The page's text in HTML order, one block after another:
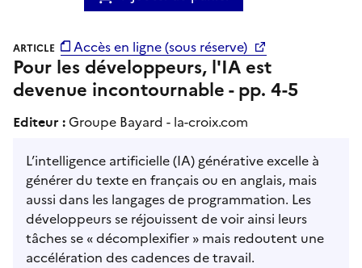
Accès en ligne (sous réserve)
ARTICLE
Pour les développeurs, l'IA est
devenue incontournable - pp. 4-5
Editeur :Groupe Bayard - la-croix.com
L’intelligence artificielle (IA) générative excelle à
générer du texte en français ou en anglais, mais
aussi dans les langages de programmation. Les
développeurs se réjouissent de voir ainsi leurs
tâches se « décomplexifier » mais redoutent une
accélération des cadences de travail.